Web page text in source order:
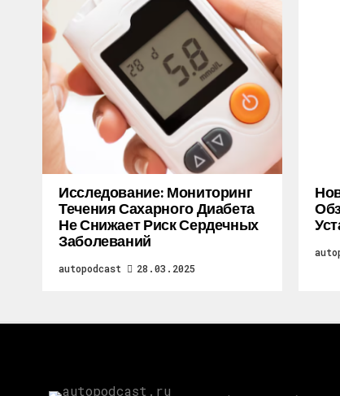
Исследование: Мониторинг
Течения Сахарного Диабета
Не Снижает Риск Сердечных
Заболеваний
autopodcast 28.03.2025